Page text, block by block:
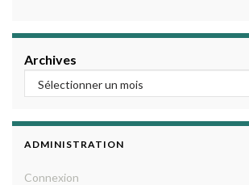
Archives
ADMINISTRATION
Connexion